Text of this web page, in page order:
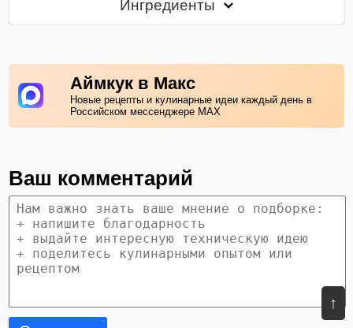
↑
Ингредиенты
Аймкук в Макс
Новые рецепты и кулинарные идеи каждый день в
Российском мессенджере MAX
Ваш комментарий